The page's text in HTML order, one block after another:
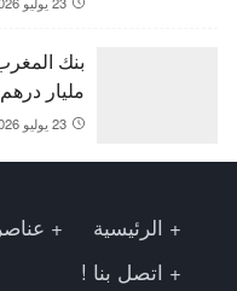
مليار درهم
23 يوليو 2026
الرئيسية
اتصل بنا !